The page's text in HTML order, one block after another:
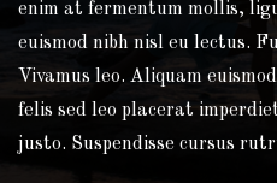
enim at fermentum mollis,
euismod nibh nisl eu lectus.
Vivamus leo. Aliquam
felis sed leo placerat
justo. Suspendisse cursus